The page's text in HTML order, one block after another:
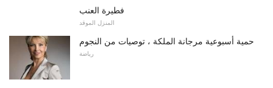
فطيرة العنب
المنزل الموقد
حمية أسبوعية مرجانة الملكة ، توصيات من النجوم
رياضة